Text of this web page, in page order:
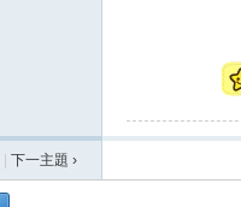
下一主題 ›